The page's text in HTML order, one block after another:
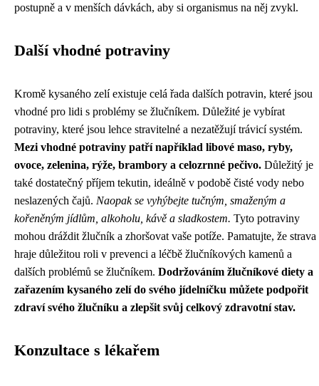
postupně a v menších dávkách, aby si organismus na něj zvykl.
Další vhodné potraviny
Kromě kysaného zelí existuje celá řada dalších potravin, které jsou
vhodné pro lidi s problémy se žlučníkem. Důležité je vybírat
potraviny, které jsou lehce stravitelné a nezatěžují trávicí systém.
Mezi vhodné potraviny patří například libové maso, ryby,
ovoce, zelenina, rýže, brambory a celozrnné pečivo. Důležitý je
také dostatečný příjem tekutin, ideálně v podobě čisté vody nebo
neslazených čajů. Naopak se vyhýbejte tučným, smaženým a
kořeněným jídlům, alkoholu, kávě a sladkostem. Tyto potraviny
mohou dráždit žlučník a zhoršovat vaše potíže. Pamatujte, že strava
hraje důležitou roli v prevenci a léčbě žlučníkových kamenů a
dalších problémů se žlučníkem. Dodržováním žlučníkové diety a
zařazením kysaného zelí do svého jídelníčku můžete podpořit
zdraví svého žlučníku a zlepšit svůj celkový zdravotní stav.
Konzultace s lékařem